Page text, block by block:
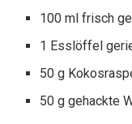
100 ml frisch
1 Esslöffel
50 g
50 g gehackte